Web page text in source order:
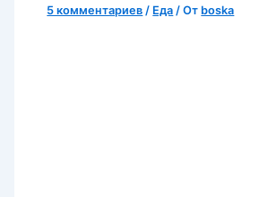
5 комментариев / Еда / От boska